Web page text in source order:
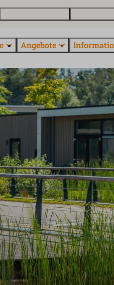
Angebote